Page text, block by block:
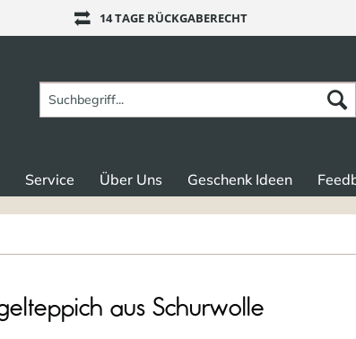
14 TAGE RÜCKGABERECHT
Service Über Uns Geschenk Ideen
aus Schurwolle